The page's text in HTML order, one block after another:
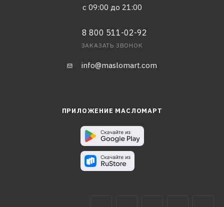
с 09:00 до 21:00
8 800 511-02-92
ЗАКАЗАТЬ ЗВОНОК
info@maslomart.com
ПРИЛОЖЕНИЕ МАСЛОМАРТ